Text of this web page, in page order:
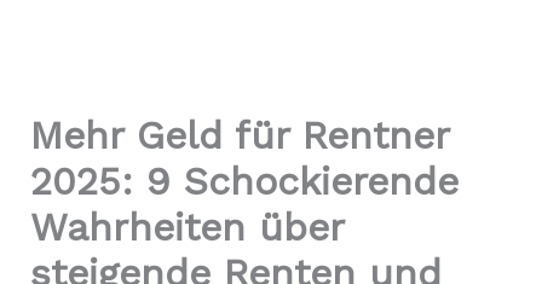
Mehr Geld für Rentner
2025: 9 Schockierende
Wahrheiten über
steigende Renten und